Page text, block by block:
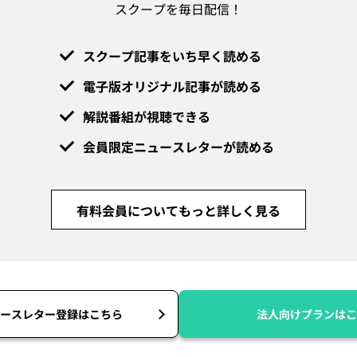
スクープを毎日配信！
スクープ記事をいち早く読める
電子版オリジナル記事が読める
解説番組が視聴できる
会員限定ニュースレターが読める
有料会員についてもっと詳しく見る
スレター登録はこちら 法人向けプランは